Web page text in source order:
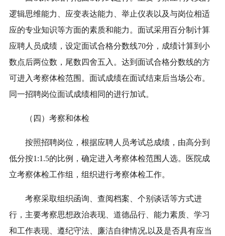
逻辑思维能力、应变表达能力、举止仪表以及与岗位相适
应的专业知识等方面的素质和能力。面试采用百分制计算
应聘人员成绩，设定面试合格分数线70分，成绩计算到小
数点后两位数，尾数四舍五入。达到面试合格分数线的方
可进入考察体检范围。面试成绩在面试结束后当场公布。
同一招聘岗位面试成绩相同的进行加试。
（四）考察和体检
按照招聘岗位，根据应聘人员考试总成绩，由高分到
低分按1:1.5的比例，确定进入考察体检范围人选。 医院成
立考察体检工作组，组织进行考察体检工作。
考察采取组织函询、查阅档案、个别谈话等方式进
行，主要考察思想政治表现、道德品行、能力素质、学习
和工作表现、遵纪守法、廉洁自律情况,以及是否具有应当